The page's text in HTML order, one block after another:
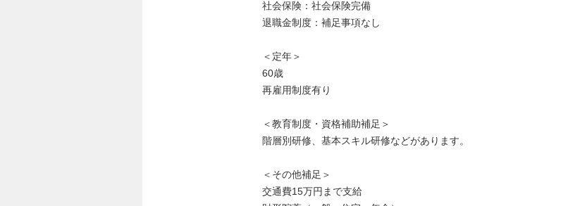
社会保険：社会保険完備
退職金制度：補足事項なし
＜定年＞
60歳
再雇用制度有り
＜教育制度・資格補助補足＞
階層別研修、基本スキル研修などがあります。
＜その他補足＞
交通費15万円まで支給